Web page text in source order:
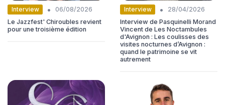
Interview •
06/08/2026
Le Jazzfest' Chiroubles revient
pour une troisième édition
Interview •
28/04/2026
Interview de Pasquinelli Morand
Vincent de Les Noctambules
d'Avignon : Les coulisses des
visites nocturnes d’Avignon :
quand le patrimoine se vit
autrement